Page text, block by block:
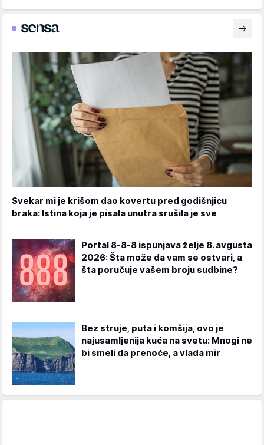
Svekar mi je krišom dao kovertu pred godišnjicu
braka: Istina koja je pisala unutra srušila je sve
Portal 8-8-8 ispunjava želje 8. avgusta
2026: Šta može da vam se ostvari, a
šta poručuje vašem broju sudbine?
Bez struje, puta i komšija, ovo je
najusamljenija kuća na svetu: Mnogi ne
bi smeli da prenoće, a vlada mir